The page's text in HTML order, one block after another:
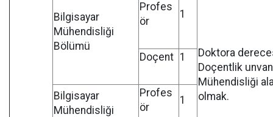
Bilgisayar
Mühendisliği
Bölümü
Profes
ör
1
Doktora
Doçentlik
Mühendisliği
olmak.
Doçent 1
Bilgisayar
Mühendisliği
Profes
ör
1